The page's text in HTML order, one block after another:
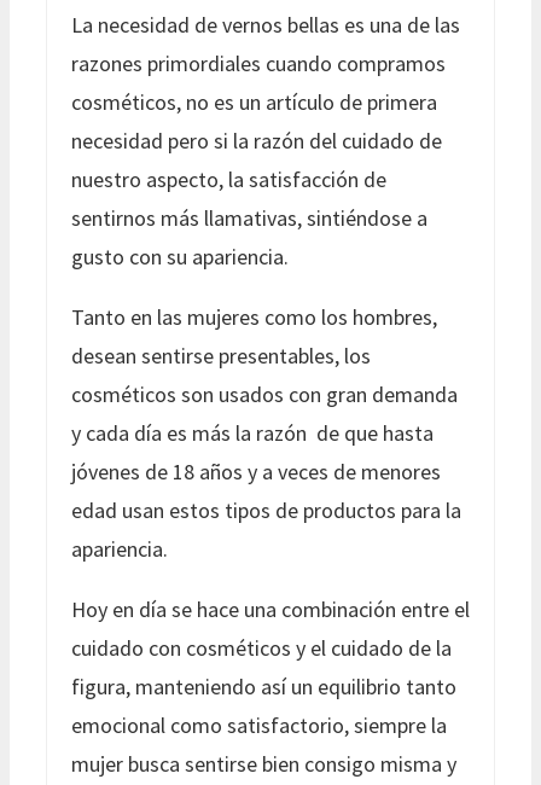
La necesidad de vernos bellas es una de las
razones primordiales cuando compramos
cosméticos, no es un artículo de primera
necesidad pero si la razón del cuidado de
nuestro aspecto, la satisfacción de
sentirnos más llamativas, sintiéndose a
gusto con su apariencia.
Tanto en las mujeres como los hombres,
desean sentirse presentables, los
cosméticos son usados con gran demanda
y cada día es más la razón de que hasta
jóvenes de 18 años y a veces de menores
edad usan estos tipos de productos para la
apariencia.
Hoy en día se hace una combinación entre el
cuidado con cosméticos y el cuidado de la
figura, manteniendo así un equilibrio tanto
emocional como satisfactorio, siempre la
mujer busca sentirse bien consigo misma y